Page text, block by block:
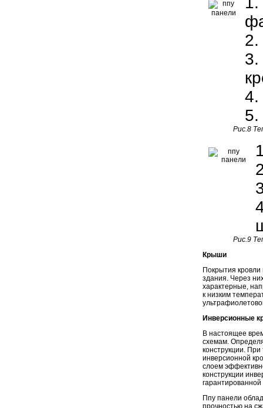
2.
3.
4.
5.
Рис.8
Рис.9
Крыши
Покрытия
здания. Через
характерные,
к низким
Инверсионные
В настоящее
схемам.
конструкции.
инверсионной
слоем
конструкции
Ппу панели